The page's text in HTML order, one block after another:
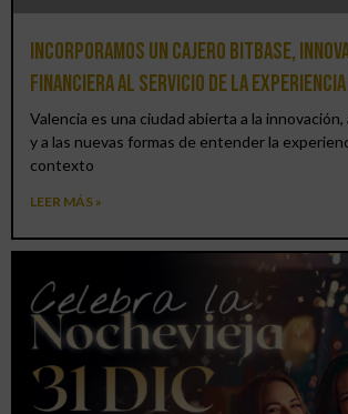
Incorporamos un cajero BitBase,
financiera al servicio de la
Valencia es una ciudad abierta a la innovación,
y a las nuevas formas de entender la
contexto
LEER MÁS »